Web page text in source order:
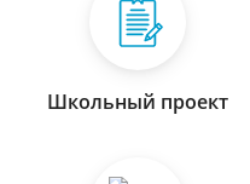
Школьный проект